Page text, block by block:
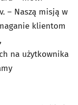
– Naszą misją w
klientom
na użytkownika